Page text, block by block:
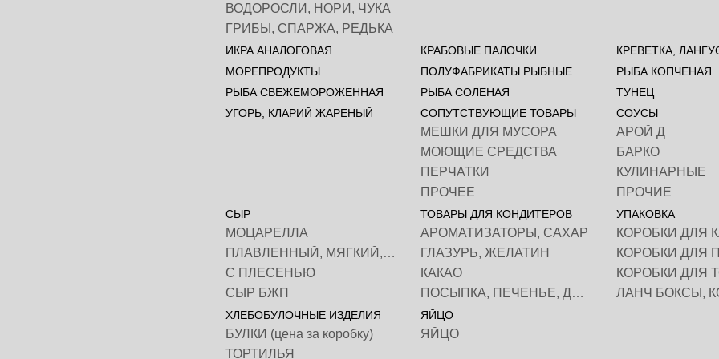
ВОДОРОСЛИ, НОРИ, ЧУКА
ГРИБЫ, СПАРЖА, РЕДЬКА
ИКРА АНАЛОГОВАЯ КРАБОВЫЕ ПАЛОЧКИ
КРЕВЕТКА,
МОРЕПРОДУКТЫ
ПОЛУФАБРИКАТЫ РЫБНЫЕ
РЫБА КОПЧЕНАЯ
РЫБА СВЕЖЕМОРОЖЕННАЯ
РЫБА СОЛЕНАЯ
ТУНЕЦ
УГОРЬ, КЛАРИЙ ЖАРЕНЫЙ
СОПУТСТВУЮЩИЕ ТОВАРЫ
МЕШКИ ДЛЯ МУСОРА
МОЮЩИЕ СРЕДСТВА
ПЕРЧАТКИ
ПРОЧЕЕ
СОУСЫ
АРОЙ Д
БАРКО
КУЛИНАРНЫЕ
ПРОЧИЕ
СЫР
МОЦАРЕЛЛА
ПЛАВЛЕННЫЙ, МЯГКИЙ, РАССОЛЬНЫЙ
С ПЛЕСЕНЬЮ
СЫР БЖП
ТОВАРЫ ДЛЯ КОНДИТЕРОВ
АРОМАТИЗАТОРЫ, САХАР
ГЛАЗУРЬ, ЖЕЛАТИН
КАКАО
ПОСЫПКА, ПЕЧЕНЬЕ, ДЕКОР
УПАКОВКА
КОРОБКИ ДЛЯ
КОРОБКИ ДЛЯ
ХЛЕБОБУЛОЧНЫЕ ИЗДЕЛИЯ
БУЛКИ (цена за коробку)
ТОРТИЛЬЯ
ЯЙЦО
ЯЙЦО